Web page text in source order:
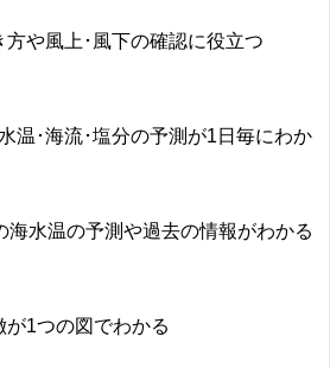
方や風上･風下の確認に役立つ
温･海流･塩分の予測が1日毎にわか
海水温の予測や過去の情報がわかる
が1つの図でわかる